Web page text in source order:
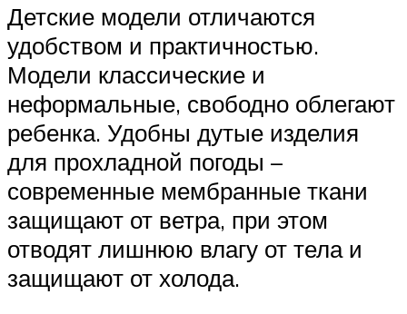
Детские модели отличаются
удобством и практичностью.
Модели классические и
неформальные, свободно облегают
ребенка. Удобны дутые изделия
для прохладной погоды –
современные мембранные ткани
защищают от ветра, при этом
отводят лишнюю влагу от тела и
защищают от холода.